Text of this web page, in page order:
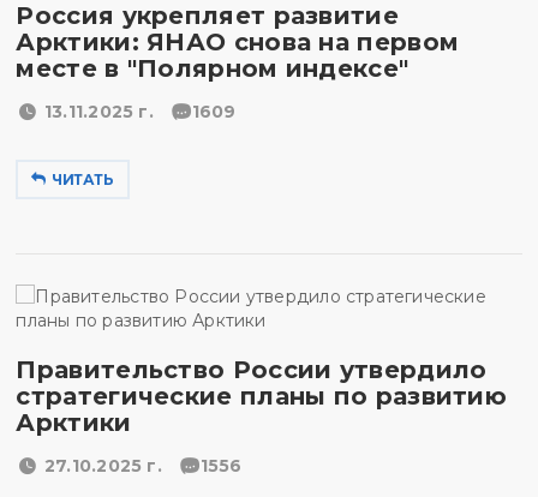
Россия укрепляет развитие
Арктики: ЯНАО снова на первом
месте в "Полярном индексе"
13.11.2025 г. 1609
ЧИТАТЬ
Правительство России утвердило
стратегические планы по развитию
Арктики
27.10.2025 г. 1556